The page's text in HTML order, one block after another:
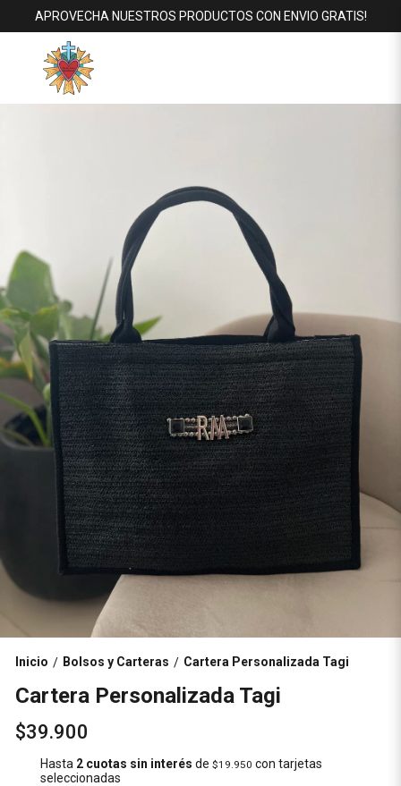
APROVECHA NUESTROS PRODUCTOS CON ENVIO GRATIS!
Inicio / Bolsos y Carteras / Cartera Personalizada Tagi
Cartera Personalizada Tagi
$39.900
Hasta 2 cuotas sin interés de $19.950 con tarjetas
seleccionadas